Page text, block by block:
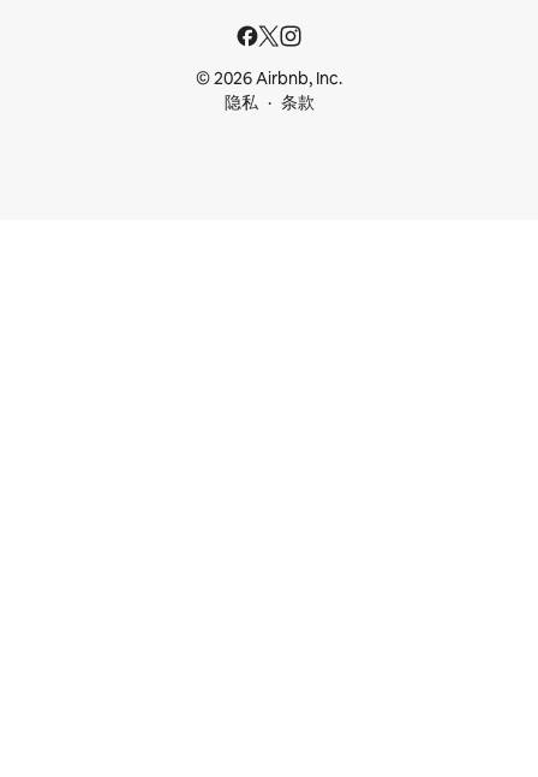
© 2026 Airbnb, Inc.
隐私
条款